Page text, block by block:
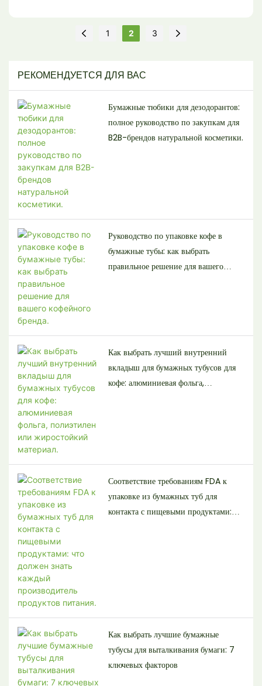
бумажных трубочках
продуктов питания на
вынос?
1 2 3
РЕКОМЕНДУЕТСЯ ДЛЯ ВАС
Бумажные тюбики для дезодорантов:
полное руководство по закупкам для
B2B-брендов натуральной косметики.
Руководство по упаковке кофе в
бумажные тубы: как выбрать
правильное решение для вашего
Как выбрать лучший внутренний
вкладыш для бумажных тубусов для
кофе: алюминиевая фольга,
Соответствие требованиям FDA к
упаковке из бумажных туб для
контакта с пищевыми продуктами:
Как выбрать лучшие бумажные
тубусы для выталкивания бумаги: 7
ключевых факторов